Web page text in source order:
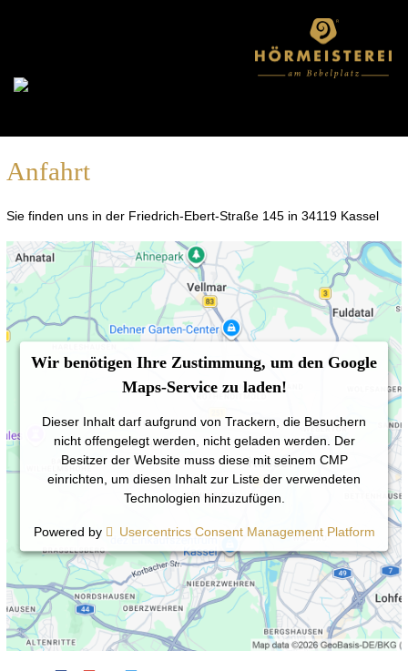
Anfahrt
Sie finden uns in der Friedrich-Ebert-Straße 145 in 34119 Kassel
Wir benötigen Ihre Zustimmung, um den Google
Maps-Service zu laden!
Dieser Inhalt darf aufgrund von Trackern, die Besuchern
nicht offengelegt werden, nicht geladen werden. Der
Besitzer der Website muss diese mit seinem CMP
einrichten, um diesen Inhalt zur Liste der verwendeten
Technologien hinzuzufügen.
Powered by Usercentrics Consent Management Platform